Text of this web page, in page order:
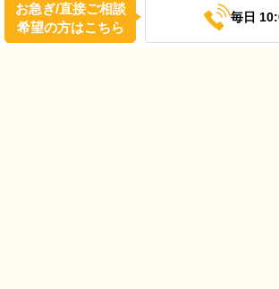
お急ぎ/直接ご相談
希望の方はこちら
毎日